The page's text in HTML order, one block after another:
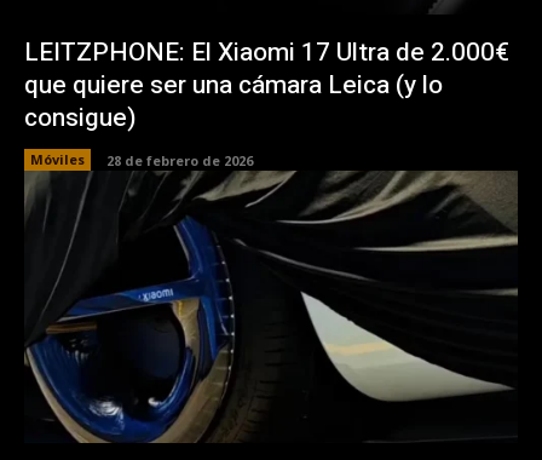
LEITZPHONE: El Xiaomi 17 Ultra de 2.000€
que quiere ser una cámara Leica (y lo
consigue)
Móviles 28 de febrero de 2026